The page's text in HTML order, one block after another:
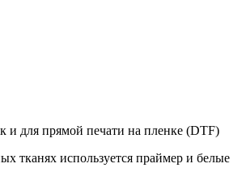
и для прямой печати на пленке (DTF)
тканях используется праймер и белые